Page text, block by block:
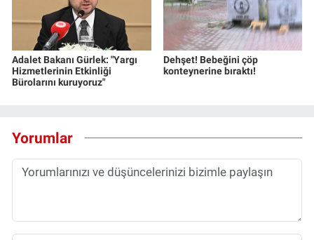
Adalet Bakanı Gürlek: "Yargı
Hizmetlerinin Etkinliği
Bürolarını kuruyoruz"
Dehşet! Bebeğini çöp
konteynerine bıraktı!
Yorumlar